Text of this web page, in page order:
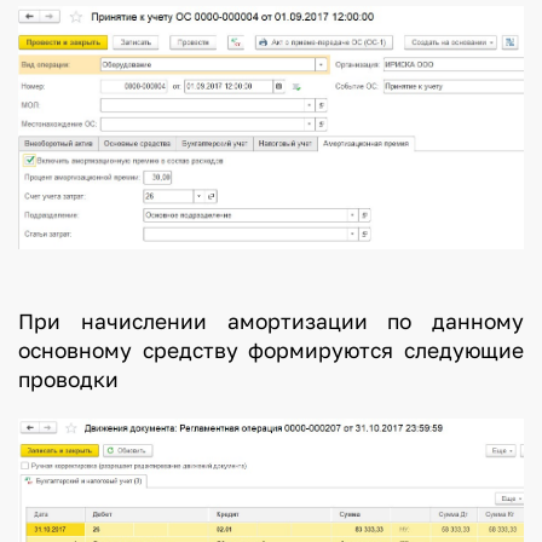
При начислении амортизации по данному
основному средству формируются следующие
проводки